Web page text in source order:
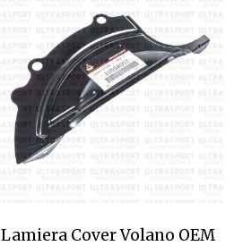
Lamiera Cover Volano OEM